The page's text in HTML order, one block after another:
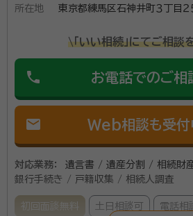
われていたご様子でした。 そこで「不動
ない手続きをすべて受け負いました。 お客様からは何度もお手
紙をいただき、 「千津子先生の『最後ま
夫』という言葉でとても安心しました。
ます。 親身に相談に乗ることをモットーとしておりますので、相
東京都行政書士会
所在地
東京都練馬区石神井町３丁目２
\「いい相続」にてご相談
phone お電話でのご相
mail Web相談も受付
対応業務：
遺言書 / 遺産分割 / 相続財
銀行手続き / 戸籍収集 / 相続人調査
初回面談無料 土日相談可 電話相